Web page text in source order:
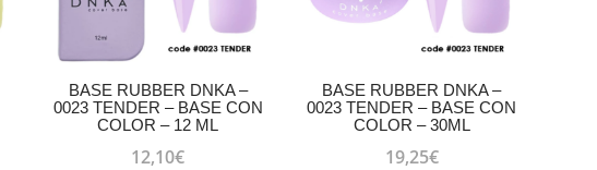
BASE RUBBER DNKA –
0023 TENDER – BASE CON
COLOR – 12 ML
12,10€
BASE RUBBER DNKA –
0023 TENDER – BASE CON
COLOR – 30ML
19,25€